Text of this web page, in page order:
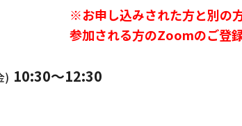
※お申し込みされた方と別の
参加される方のZoomのご登
) 10:30～12:30